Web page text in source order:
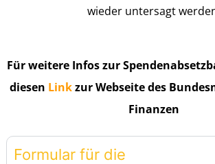
wieder untersagt
Für weitere Infos zur
diesen Linkzur Webseite des
Finanzen
Formular für die